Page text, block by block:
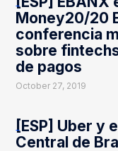
Money20/20
conferencia
sobre
de pagos
October 27, 2019
[ESP] Uber y
Central de